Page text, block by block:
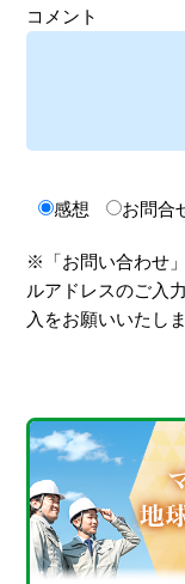
コメント
感想 お問合
※「お問い合わせ
ルアドレスのご入
入をお願いいたしま